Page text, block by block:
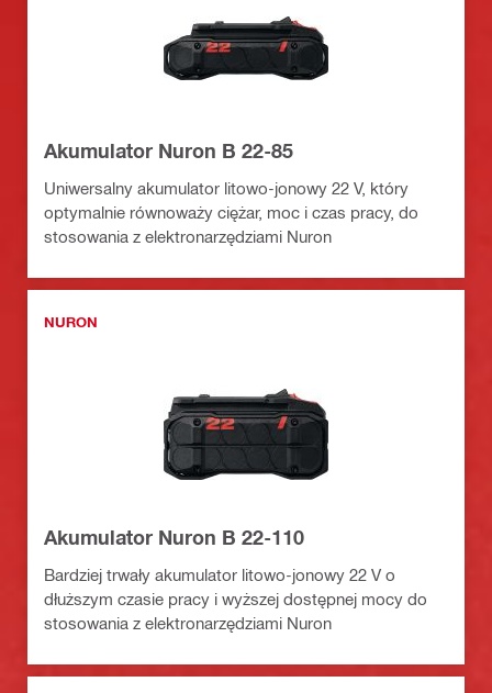
Akumulator Nuron B 22-85
Uniwersalny akumulator litowo-jonowy 22 V, który
optymalnie równoważy ciężar, moc i czas pracy, do
stosowania z elektronarzędziami Nuron
NURON
Akumulator Nuron B 22-110
Bardziej trwały akumulator litowo-jonowy 22 V o
dłuższym czasie pracy i wyższej dostępnej mocy do
stosowania z elektronarzędziami Nuron